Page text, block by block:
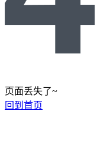
页面丢失了~
回到首页